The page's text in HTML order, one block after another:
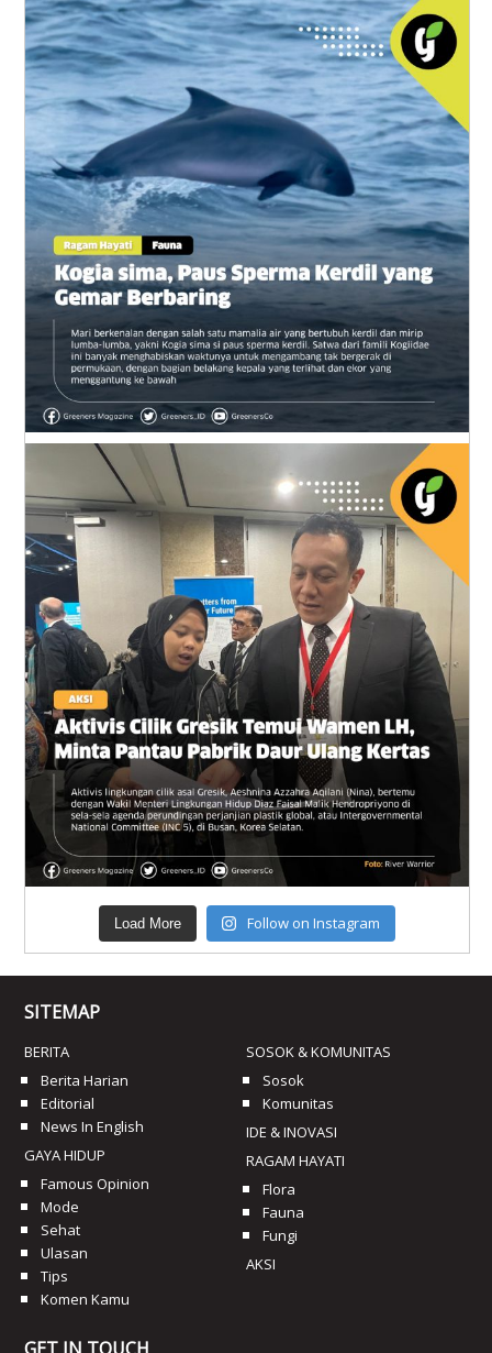
Load More Follow on Instagram
SITEMAP
BERITA
Berita Harian
Editorial
News In English
GAYA HIDUP
Famous Opinion
Mode
Sehat
Ulasan
Tips
Komen Kamu
SOSOK & KOMUNITAS
Sosok
Komunitas
IDE & INOVASI
RAGAM HAYATI
Flora
Fauna
Fungi
AKSI